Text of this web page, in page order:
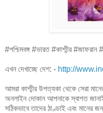
#পশ্চিমবঙ্গ #ভারত #কাশ্মীর #জাফরান
এখন দেখাচ্ছে দেশ: - http://
আমরা কাশ্মীর উপত্যকা থেকে সেরা
অনলাইন দোকান আপনাকে স্বাগত
সঠিকভাবে তাদের ঠাণ্ডাই এবং মানের